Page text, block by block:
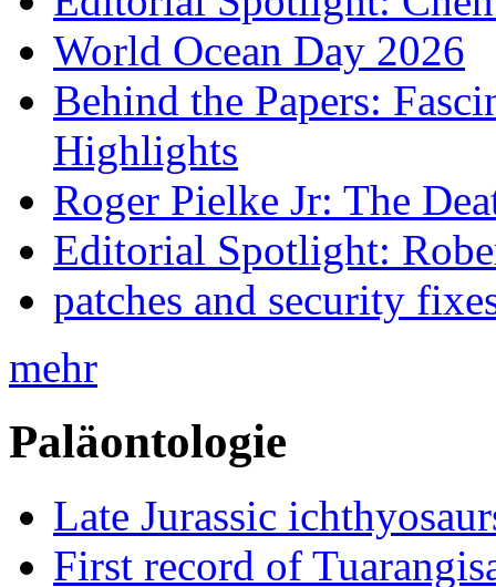
World Ocean Day 2026
Behind the Papers:
Highlights
Roger Pielke Jr: The
Editorial Spotlight:
patches and security
mehr
Paläontologie
Late Jurassic
First record of